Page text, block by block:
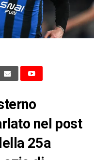
nel post
25a